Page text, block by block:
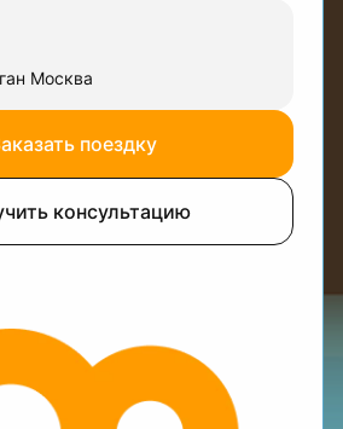
Москва
поездку
консультацию